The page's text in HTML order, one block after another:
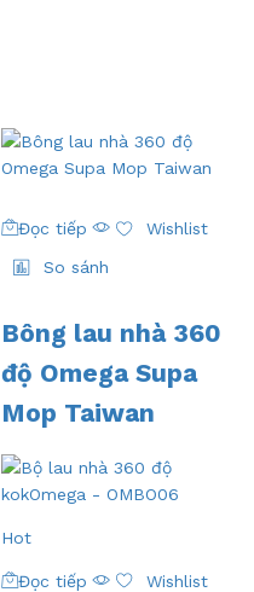
Đọc tiếp
Wishlist
So sánh
Bông lau nhà 360
độ Omega Supa
Mop Taiwan
Hot
Đọc tiếp
Wishlist